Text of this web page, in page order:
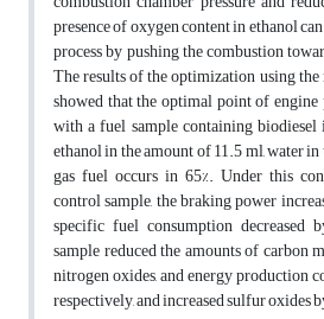
presence of oxygen content in ethanol
process by pushing the combustion
The results of the optimization using the
showed that the optimal point of
with a fuel sample containing
ethanol in the amount of 11.5 ml, water
gas fuel occurs in 65%. Under this
control sample, the braking power
specific fuel consumption decreased
sample reduced the amounts of carbon
nitrogen oxides, and energy production
respectively, and increased sulfur oxides